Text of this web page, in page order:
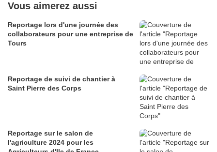
Vous aimerez aussi
Reportage lors d'une journée des
collaborateurs pour une entreprise de
Tours
Reportage de suivi de chantier à
Saint Pierre des Corps
Reportage sur le salon de
l'agriculture 2024 pour les